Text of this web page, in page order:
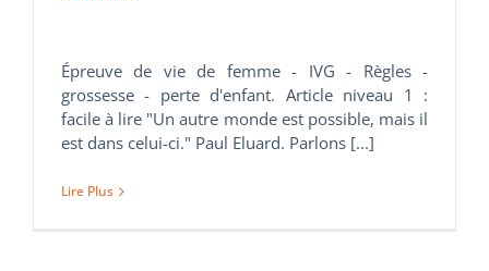
Épreuve de vie de femme - IVG - Règles -
grossesse - perte d'enfant. Article niveau 1 :
facile à lire "Un autre monde est possible, mais il
est dans celui-ci." Paul Eluard. Parlons [...]
Lire Plus